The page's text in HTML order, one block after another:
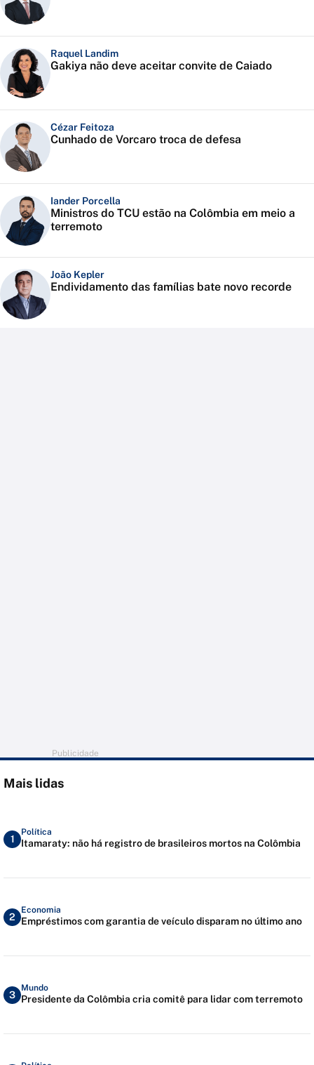
Raquel Landim
Gakiya não deve aceitar convite de Caiado
Cézar Feitoza
Cunhado de Vorcaro troca de defesa
Iander Porcella
Ministros do TCU estão na Colômbia em meio a
terremoto
João Kepler
Endividamento das famílias bate novo recorde
Publicidade
Mais lidas
1
Política
Itamaraty: não há registro de brasileiros mortos na Colômbia
2
Economia
Empréstimos com garantia de veículo disparam no último ano
3
Mundo
Presidente da Colômbia cria comitê para lidar com terremoto